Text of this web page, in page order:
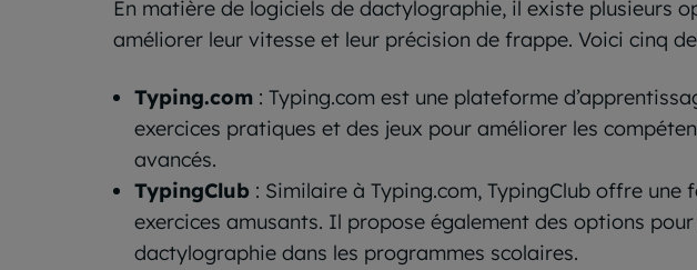
En matière de logiciels de dactylographie, il existe plusieurs
améliorer leur vitesse et leur précision de frappe. Voici cinq
Typing.com : Typing.com est une plateforme
exercices pratiques et des jeux pour améliorer les
avancés.
TypingClub : Similaire à Typing.com, TypingClub offre
exercices amusants. Il propose également des options
dactylographie dans les programmes scolaires.